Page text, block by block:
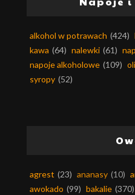
alkohol w potrawach (424)
kawa (64) nalewki (61)
napoje alkoholowe (109)
syropy (52)
agrest (23) ananasy (10)
awokado (99) bakalie (370)